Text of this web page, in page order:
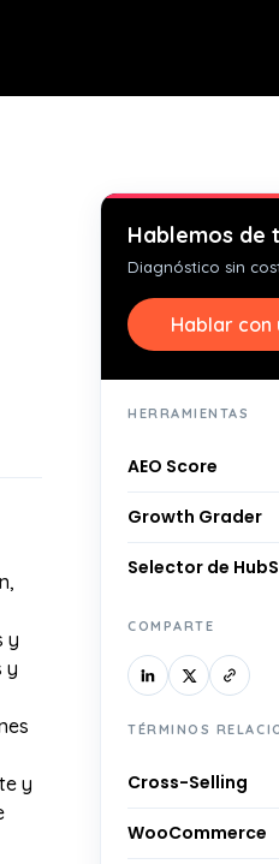
y
y
y
Hablemos de
Diagnóstico sin
Hablar con
HERRAMIENTAS
AEO Score
Growth Grader
Selector de
COMPARTE
TÉRMINOS
Cross-Selling
WooCommerce